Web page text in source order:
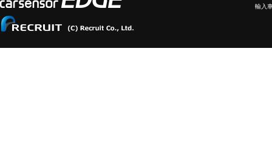
輸入